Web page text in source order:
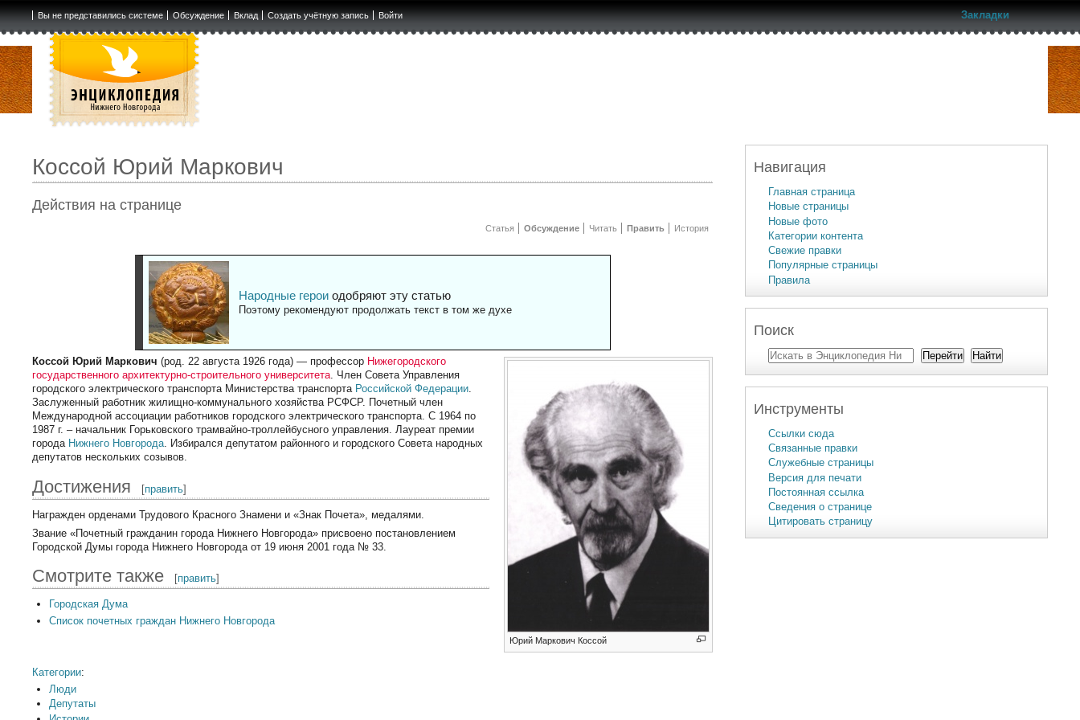
Вы не представились системе Обсуждение Вклад Создать учётную запись Войти Закладки
Коссой Юрий Маркович
Действия на странице
Статья Обсуждение Читать Править История
Народные героиодобряют эту статью
Поэтому рекомендуют продолжать текст в том же духе
Юрий Маркович Коссой
Коссой Юрий Маркович (род. 22 августа 1926 года) — профессор Нижегородского
государственного архитектурно-строительного университета. Член Совета Управления
городского электрического транспорта Министерства транспорта Российской Федерации.
Заслуженный работник жилищно-коммунального хозяйства РСФСР. Почетный член
Международной ассоциации работников городского электрического транспорта. С 1964 по
1987 г. – начальник Горьковского трамвайно-троллейбусного управления. Лауреат премии
города Нижнего Новгорода. Избирался депутатом районного и городского Совета народных
депутатов нескольких созывов.
Достижения [править]
Награжден орденами Трудового Красного Знамени и «Знак Почета», медалями.
Звание «Почетный гражданин города Нижнего Новгорода» присвоено постановлением
Городской Думы города Нижнего Новгорода от 19 июня 2001 года № 33.
Смотрите также [править]
Городская Дума
Список почетных граждан Нижнего Новгорода
Категории:
Люди
Депутаты
Навигация
Главная страница
Новые страницы
Новые фото
Категории контента
Свежие правки
Популярные страницы
Правила
Поиск
Инструменты
Ссылки сюда
Связанные правки
Служебные страницы
Версия для печати
Постоянная ссылка
Сведения о странице
Цитировать страницу